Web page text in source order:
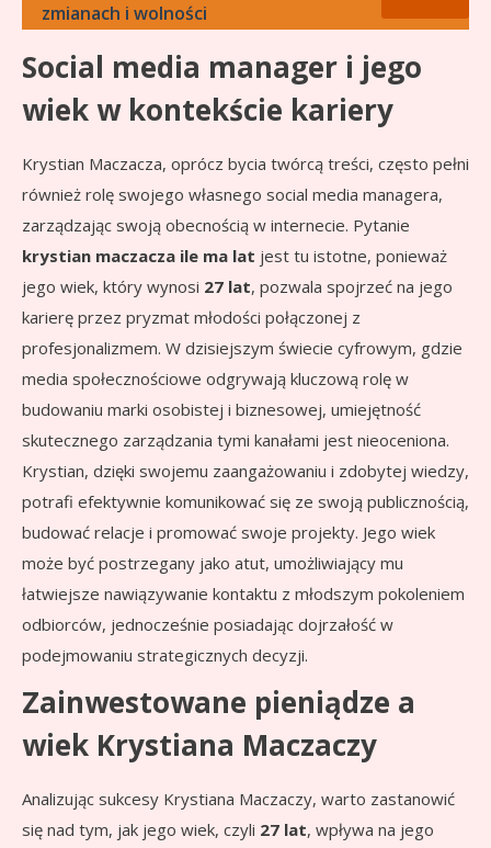
zmianach i wolności
Social media manager i jego
wiek w kontekście kariery
Krystian Maczacza, oprócz bycia twórcą treści, często pełni
również rolę swojego własnego social media managera,
zarządzając swoją obecnością w internecie. Pytanie
krystian maczacza ile ma lat jest tu istotne, ponieważ
jego wiek, który wynosi 27 lat, pozwala spojrzeć na jego
karierę przez pryzmat młodości połączonej z
profesjonalizmem. W dzisiejszym świecie cyfrowym, gdzie
media społecznościowe odgrywają kluczową rolę w
budowaniu marki osobistej i biznesowej, umiejętność
skutecznego zarządzania tymi kanałami jest nieoceniona.
Krystian, dzięki swojemu zaangażowaniu i zdobytej wiedzy,
potrafi efektywnie komunikować się ze swoją publicznością,
budować relacje i promować swoje projekty. Jego wiek
może być postrzegany jako atut, umożliwiający mu
łatwiejsze nawiązywanie kontaktu z młodszym pokoleniem
odbiorców, jednocześnie posiadając dojrzałość w
podejmowaniu strategicznych decyzji.
Zainwestowane pieniądze a
wiek Krystiana Maczaczy
Analizując sukcesy Krystiana Maczaczy, warto zastanowić
się nad tym, jak jego wiek, czyli 27 lat, wpływa na jego